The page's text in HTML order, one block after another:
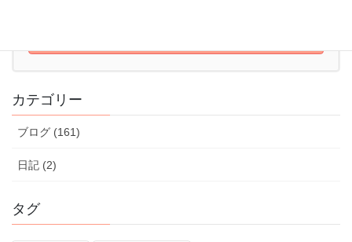
カテゴリー
ブログ (161)
日記 (2)
タグ